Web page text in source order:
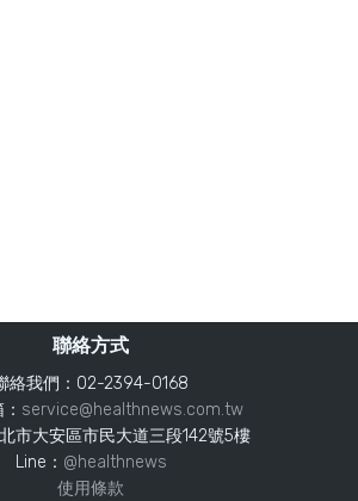
聯絡方式
絡我們：02-2394-0168
service@healthnews.com.tw
市大安區市民大道三段142號5樓
Line： @healthnews
使用條款